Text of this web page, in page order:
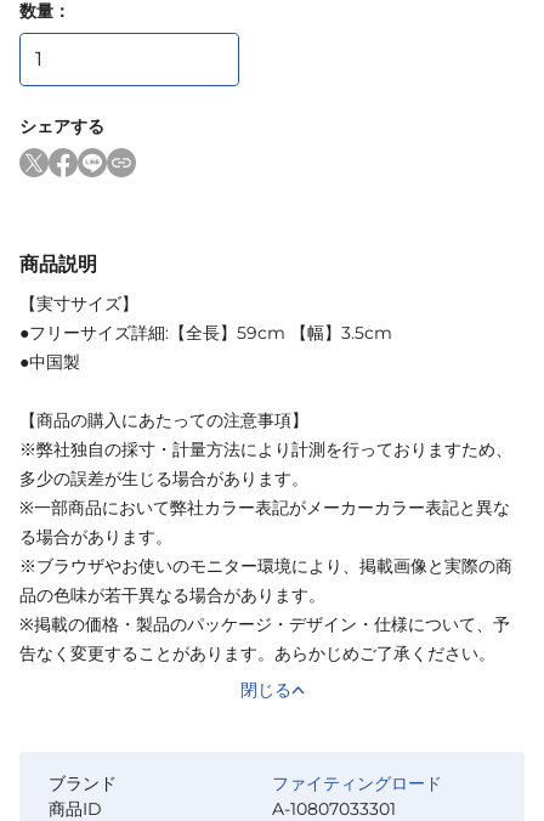
数量：
シェアする
商品説明
【実寸サイズ】
●フリーサイズ詳細:【全長】59cm 【幅】3.5cm
●中国製
【商品の購入にあたっての注意事項】
※弊社独自の採寸・計量方法により計測を行っておりますため、
多少の誤差が生じる場合があります。
※一部商品において弊社カラー表記がメーカーカラー表記と異な
る場合があります。
※ブラウザやお使いのモニター環境により、掲載画像と実際の商
品の色味が若干異なる場合があります。
※掲載の価格・製品のパッケージ・デザイン・仕様について、予
告なく変更することがあります。あらかじめご了承ください。
閉じる
ブランド
ファイティングロード
商品ID
A-10807033301